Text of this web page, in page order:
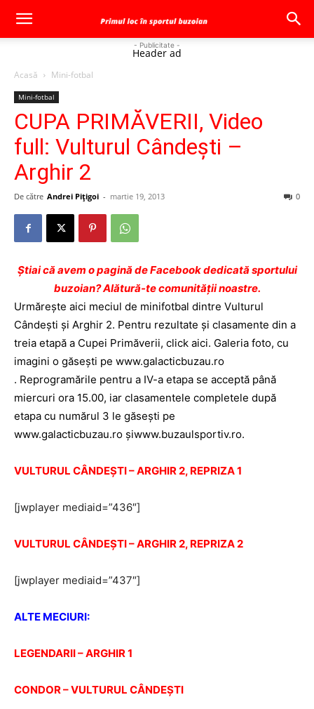
- Publicitate -
Header ad
Acasă Mini-fotbal
Mini-fotbal
CUPA PRIMĂVERII, Video
full: Vulturul Cândeşti –
Arghir 2
De către Andrei Pițigoi - martie 19, 2013 0
Ştiai că avem o pagină de Facebook dedicată sportului
buzoian? Alătură-te comunității noastre.
Urmăreşte aici meciul de minifotbal dintre Vulturul
Cândeşti şi Arghir 2. Pentru rezultate şi clasamente din a
treia etapă a Cupei Primăverii, click aici. Galeria foto, cu
imagini o găseşti pe www.galacticbuzau.ro
. Reprogramările pentru a IV-a etapa se acceptă până
miercuri ora 15.00, iar clasamentele completele după
etapa cu numărul 3 le găseşti pe
www.galacticbuzau.ro şiwww.buzaulsportiv.ro.
VULTURUL CÂNDEŞTI – ARGHIR 2, REPRIZA 1
[jwplayer mediaid=”436″]
VULTURUL CÂNDEŞTI – ARGHIR 2, REPRIZA 2
[jwplayer mediaid=”437″]
ALTE MECIURI:
LEGENDARII – ARGHIR 1
CONDOR – VULTURUL CÂNDEŞTI